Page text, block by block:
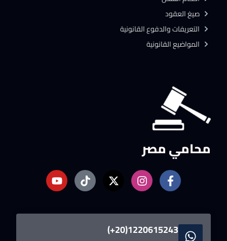
محامي مصر
1220615243(20+)
صيغ العقود
التعريفات والدفوع القانونية
المواضيع القانونية